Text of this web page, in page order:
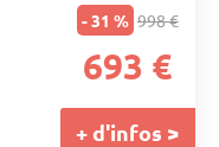
- 31 % 998 €
693 €
+ d'infos >